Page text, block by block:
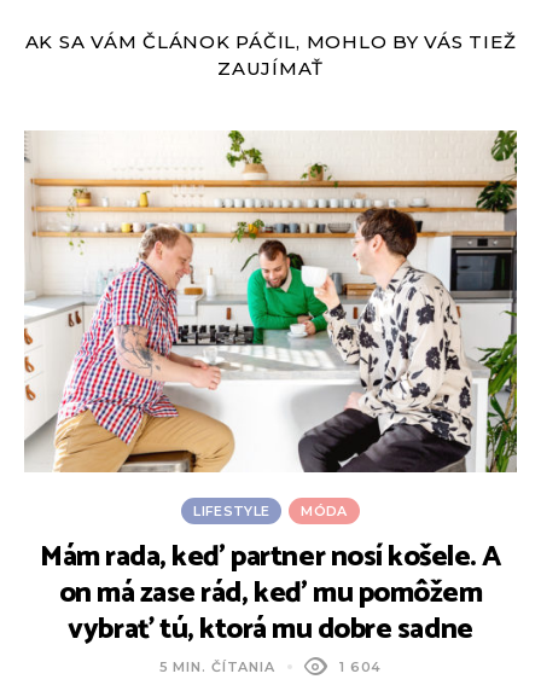
AK SA VÁM ČLÁNOK PÁČIL, MOHLO BY VÁS TIEŽ
ZAUJÍMAŤ
LIFESTYLE MÓDA
Mám rada, keď partner nosí košele. A
on má zase rád, keď mu pomôžem
vybrať tú, ktorá mu dobre sadne
5 MIN. ČÍTANIA 1 604